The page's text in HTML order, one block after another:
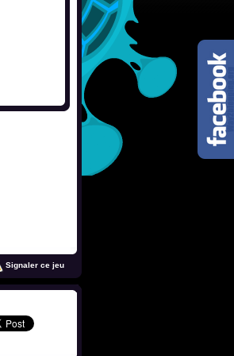
Signaler ce jeu